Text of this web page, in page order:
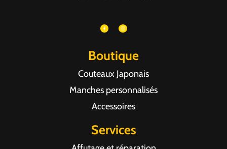
Boutique
Couteaux Japonais
Manches personnalisés
Accessoires
Services